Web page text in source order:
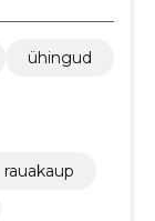
ühingud
rauakaup